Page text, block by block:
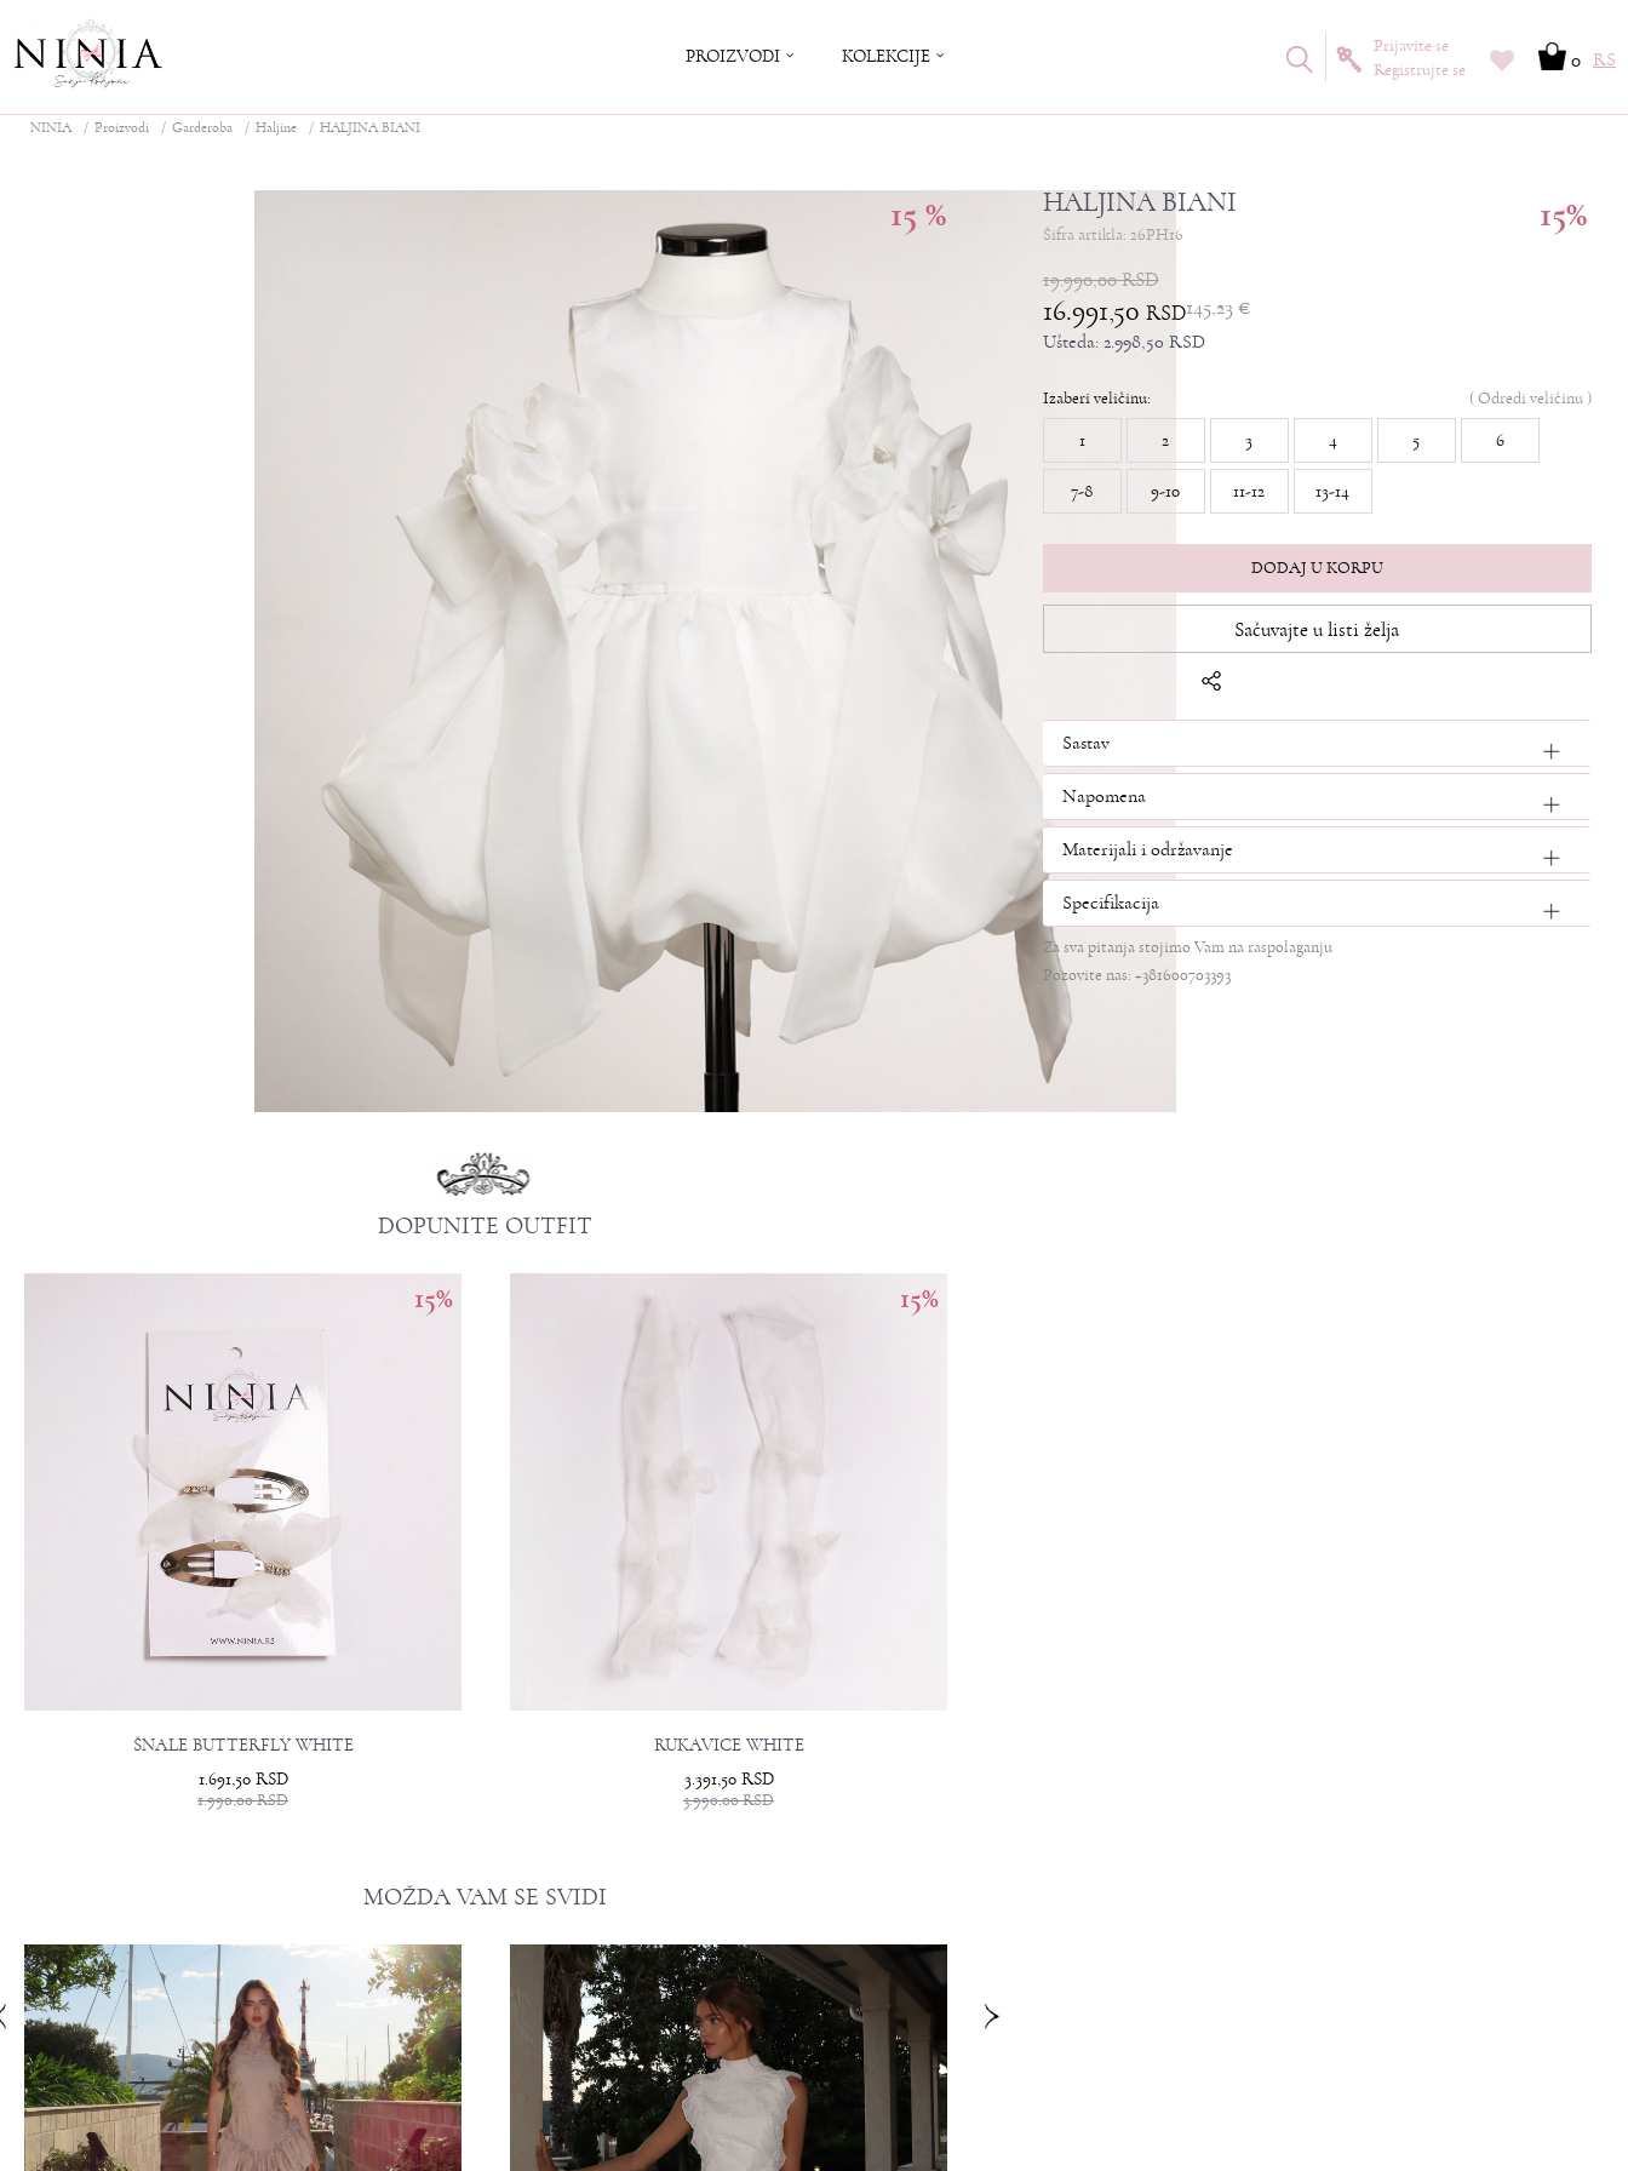
PROIZVODI KOLEKCIJE RS
0
Prijavite se
Registrujte se
NINIA Proizvodi Garderoba Haljine HALJINA BIANI
15% HALJINA BIANI
Šifra artikla: 26PH16 15%
19.990,00RSD
16.991,50 RSD145,23 €
Ušteda: 2.998,50 RSD
Izaberi veličinu: (Odredi veličinu)
1 2 3 4 5 6
7-8 9-10 11-12 13-14
DODAJ U KORPU
Sačuvajte u listi želja
Sastav
Napomena
Materijali i održavanje
Specifikacija
Za sva pitanja stojimo Vam na raspolaganju
Pozovite nas: +381600703393
DOPUNITE OUTFIT
15%
ŠNALE BUTTERFLY WHITE
1.691,50 RSD
1.990,00RSD
15%
RUKAVICE WHITE
3.391,50 RSD
3.990,00RSD
MOŽDA VAM SE SVIDI